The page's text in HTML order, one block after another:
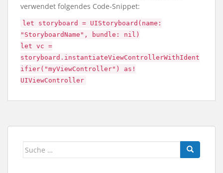
verwendet folgendes Code-Snippet:
let storyboard = UIStoryboard(name:
"StoryboardName", bundle: nil)
let vc =
storyboard.instantiateViewControllerWithIdent
ifier("myViewController") as!
UIViewController
Suche